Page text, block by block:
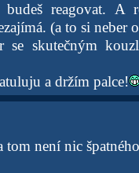
reagovat. A
(a to si neber
se skutečným
a držím palce!
tom není nic